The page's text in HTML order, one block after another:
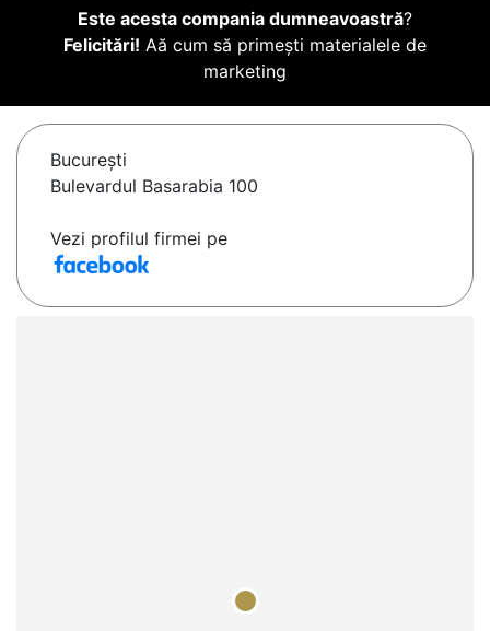
Este acesta compania dumneavoastră?
Felicitări! Aă cum să primești materialele de
marketing
Bucureşti
Bulevardul Basarabia 100
Vezi profilul firmei pe